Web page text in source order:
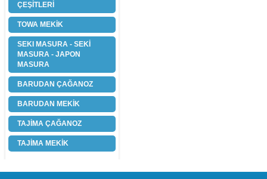
ÇEŞİTLERİ
TOWA MEKİK
SEKI MASURA - SEKİ
MASURA - JAPON
MASURA
BARUDAN ÇAĞANOZ
BARUDAN MEKİK
TAJİMA ÇAĞANOZ
TAJİMA MEKİK